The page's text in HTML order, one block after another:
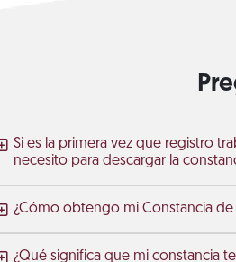
Si es la primera vez que registro
necesito para descargar la
¿Cómo obtengo mi Constancia de
¿Qué significa que mi constancia